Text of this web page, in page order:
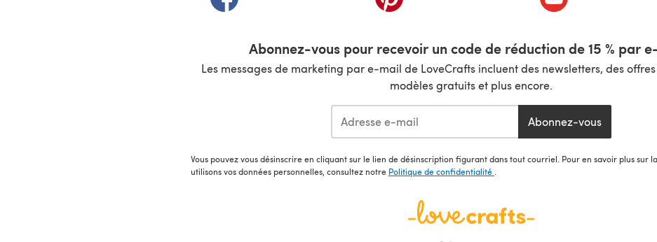
Abonnez-vous pour recevoir un code de réduction de 15 % par
Les messages de marketing par e-mail de LoveCrafts incluent des newsletters, des
modèles gratuits et plus encore.
Abonnez-vous
Vous pouvez vous désinscrire en cliquant sur le lien de désinscription figurant dans tout courriel. Pour en savoir plus sur
utilisons vos données personnelles, consultez notre Politique de confidentialité